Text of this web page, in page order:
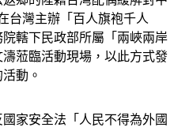
台灣主辦「百人旗袍千人
轄下民政部所屬「兩峽兩岸
蒞臨活動現場，以此方式發
動。
家安全法「人民不得為外國